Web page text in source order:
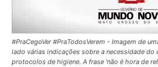
#PraCegoVer #PraTodosVerem - Imagem de
lado várias indicações sobre a necessidade do
protocolos de higiene. A frase 'não é hora de